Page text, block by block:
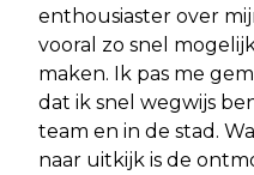
enthousiaster over
vooral zo snel
maken. Ik pas me
dat ik snel wegwijs
team en in de stad.
naar uitkijk is de